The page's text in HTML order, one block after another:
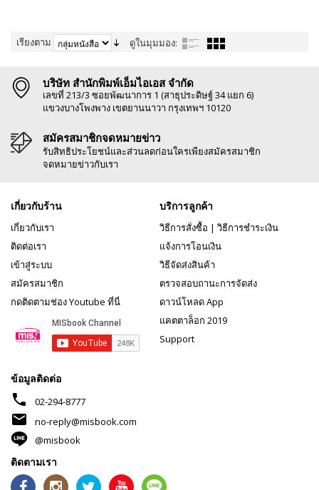
เรียงตาม ดูในมุมมอง:
บริษัท สำนักพิมพ์เอ็มไอเอส จำกัด
เลขที่ 213/3 ซอยพัฒนาการ 1 (สาธุประดิษฐ์ 34 แยก 6)
แขวงบางโพงพาง เขตยานนาวา กรุงเทพฯ 10120
สมัครสมาชิกจดหมายข่าว
รับสิทธิประโยชน์และส่วนลดก่อนใครเพียงสมัครสมาชิก
จดหมายข่าวกับเรา
เกี่ยวกับร้าน
เกี่ยวกับเรา
ติดต่อเรา
เข้าสู่ระบบ
สมัครสมาชิก
กดติดตามช่อง Youtube ที่นี่
บริการลูกค้า
วิธีการสั่งซื้อ | วิธีการชำระเงิน
แจ้งการโอนเงิน
วิธีจัดส่งสินค้า
ตรวจสอบถานะการจัดส่ง
ดาวน์โหลด App
แคตตาล็อก 2019
Support
ข้อมูลติดต่อ
phone 02-294-8777
mail
no-reply@misbook.com
@misbook
ติดตามเรา